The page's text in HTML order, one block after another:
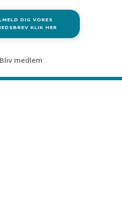
DIG VORES
KLIK HER
Bliv medlem